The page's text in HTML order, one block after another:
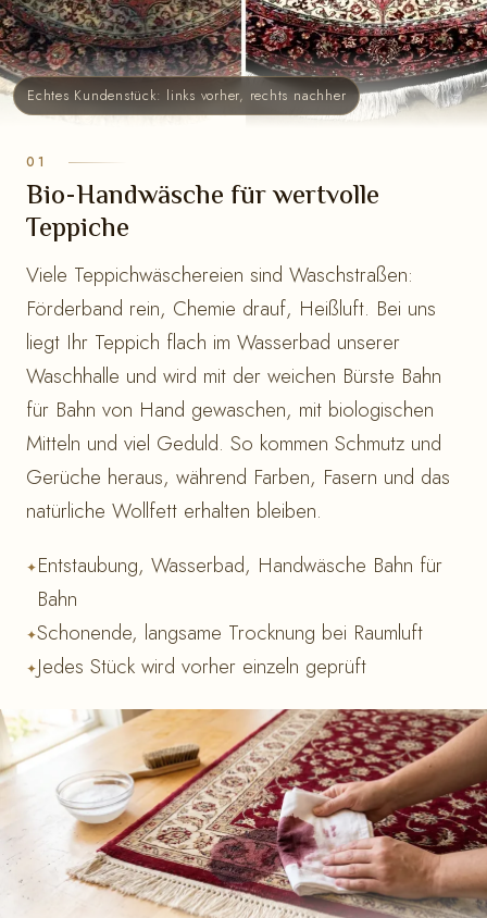
Echtes Kundenstück: links vorher, rechts nachher
Bio-Handwäsche für wertvolle
Teppiche
Viele Teppichwäschereien sind Waschstraßen:
Förderband rein, Chemie drauf, Heißluft. Bei uns
liegt Ihr Teppich flach im Wasserbad unserer
Waschhalle und wird mit der weichen Bürste Bahn
für Bahn von Hand gewaschen, mit biologischen
Mitteln und viel Geduld. So kommen Schmutz und
Gerüche heraus, während Farben, Fasern und das
natürliche Wollfett erhalten bleiben.
Entstaubung, Wasserbad, Handwäsche Bahn für
Bahn
Schonende, langsame Trocknung bei Raumluft
Jedes Stück wird vorher einzeln geprüft